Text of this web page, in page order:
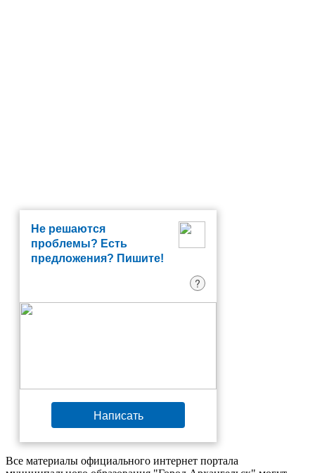
Не решаются
проблемы? Есть
предложения? Пишите!
?
Написать
Все материалы официального интернет портала